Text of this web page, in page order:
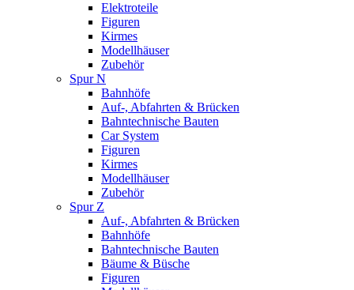
Elektroteile
Figuren
Kirmes
Modellhäuser
Zubehör
Spur N
Bahnhöfe
Auf-, Abfahrten & Brücken
Bahntechnische Bauten
Car System
Figuren
Kirmes
Modellhäuser
Zubehör
Spur Z
Auf-, Abfahrten & Brücken
Bahnhöfe
Bahntechnische Bauten
Bäume & Büsche
Figuren